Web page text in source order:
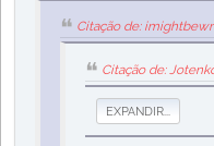
Citação de:
Citação de:
EXPANDIR...